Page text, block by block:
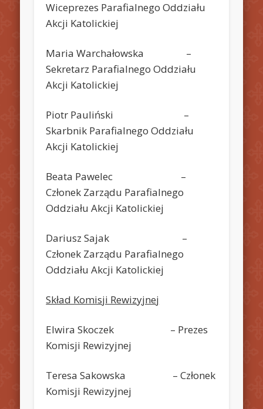
Wiceprezes Parafialnego Oddziału
Akcji Katolickiej
Maria Warchałowska –
Sekretarz Parafialnego Oddziału
Akcji Katolickiej
Piotr Pauliński –
Skarbnik Parafialnego Oddziału
Akcji Katolickiej
Beata Pawelec –
Członek Zarządu Parafialnego
Oddziału Akcji Katolickiej
Dariusz Sajak –
Członek Zarządu Parafialnego
Oddziału Akcji Katolickiej
Skład Komisji Rewizyjnej
Elwira Skoczek – Prezes
Komisji Rewizyjnej
Teresa Sakowska – Członek
Komisji Rewizyjnej